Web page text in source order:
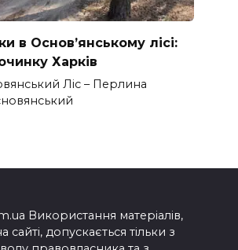
в Основ’янському лісі:
Харків
Ліс – Перлина
Використання матеріалів,
сайті, допускається тільки з